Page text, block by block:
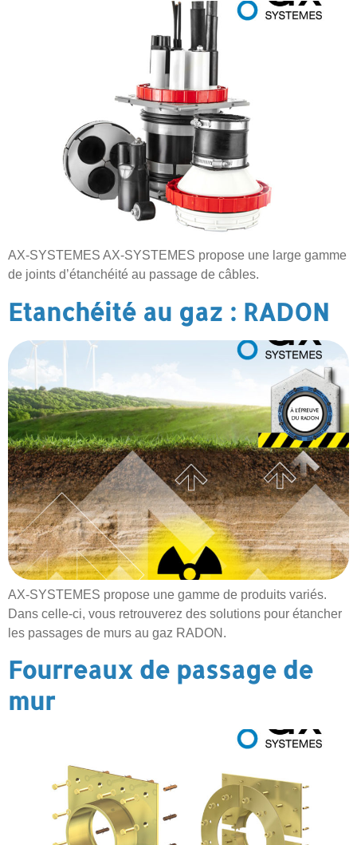
AX-SYSTEMES AX-SYSTEMES propose une large gamme
de joints d’étanchéité au passage de câbles.
Etanchéité au gaz : RADON
AX-SYSTEMES propose une gamme de produits variés.
Dans celle-ci, vous retrouverez des solutions pour étancher
les passages de murs au gaz RADON.
Fourreaux de passage de
mur